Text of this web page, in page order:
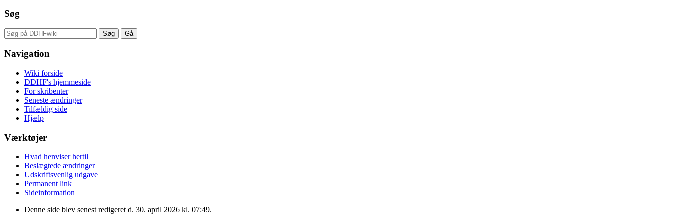
Søg
Navigation
Wiki forside
DDHF's hjemmeside
For skribenter
Seneste ændringer
Tilfældig side
Hjælp
Værktøjer
Hvad henviser hertil
Beslægtede ændringer
Udskriftsvenlig udgave
Permanent link
Sideinformation
Denne side blev senest redigeret d. 30. april 2026 kl. 07:49.